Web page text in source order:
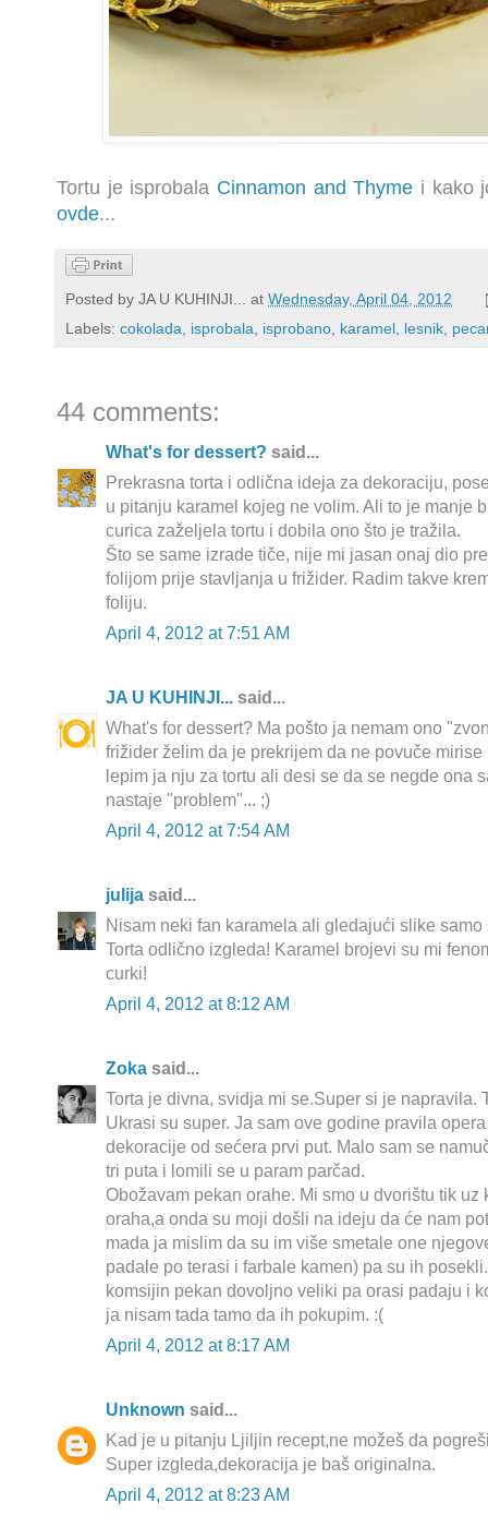
Tortu je isprobala Cinnamon and Thyme i kako
ovde...
Posted by JA U KUHINJI... at Wednesday, April 04, 2012
Labels: cokolada, isprobala, isprobano, karamel, lesnik,
44 comments:
What's for dessert? said...
Prekrasna torta i odlična ideja za dekoraciju,
u pitanju karamel kojeg ne volim. Ali to je manje
curica zaželjela tortu i dobila ono što je tražila.
Što se same izrade tiče, nije mi jasan onaj dio
folijom prije stavljanja u frižider. Radim takve
foliju.
April 4, 2012 at 7:51 AM
JA U KUHINJI... said...
What's for dessert? Ma pošto ja nemam ono
frižider želim da je prekrijem da ne povuče
lepim ja nju za tortu ali desi se da se negde ona
nastaje "problem"... ;)
April 4, 2012 at 7:54 AM
julija said...
Nisam neki fan karamela ali gledajući slike
Torta odlično izgleda! Karamel brojevi su mi
curki!
April 4, 2012 at 8:12 AM
Zoka said...
Torta je divna, svidja mi se.Super si je napravila.
Ukrasi su super. Ja sam ove godine pravila
dekoracije od sećera prvi put. Malo sam se
tri puta i lomili se u param parčad.
Obožavam pekan orahe. Mi smo u dvorištu tik uz
oraha,a onda su moji došli na ideju da će nam
mada ja mislim da su im više smetale one
padale po terasi i farbale kamen) pa su ih
komsijin pekan dovoljno veliki pa orasi padaju i
ja nisam tada tamo da ih pokupim. :(
April 4, 2012 at 8:17 AM
Unknown said...
Kad je u pitanju Ljiljin recept,ne možeš da
Super izgleda,dekoracija je baš originalna.
April 4, 2012 at 8:23 AM